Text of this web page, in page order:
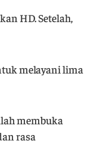
HD. Setelah,
melayani lima
membuka
rasa